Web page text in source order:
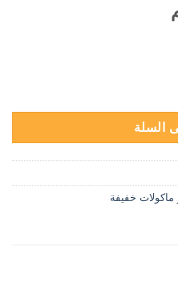
السلة
ماكولات خفيفة